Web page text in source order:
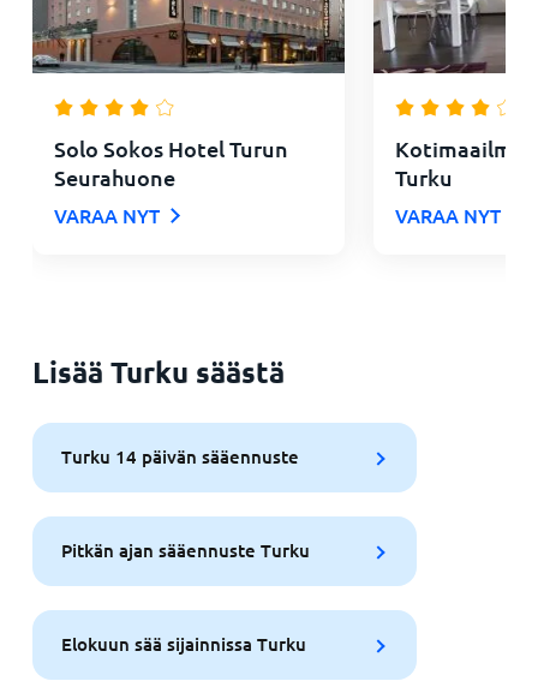
Solo Sokos Hotel Turun
Seurahuone
VARAA NYT
Kotimaailma
Turku
VARAA NYT
Lisää Turku säästä
Turku 14 päivän sääennuste
Pitkän ajan sääennuste Turku
Elokuun sää sijainnissa Turku